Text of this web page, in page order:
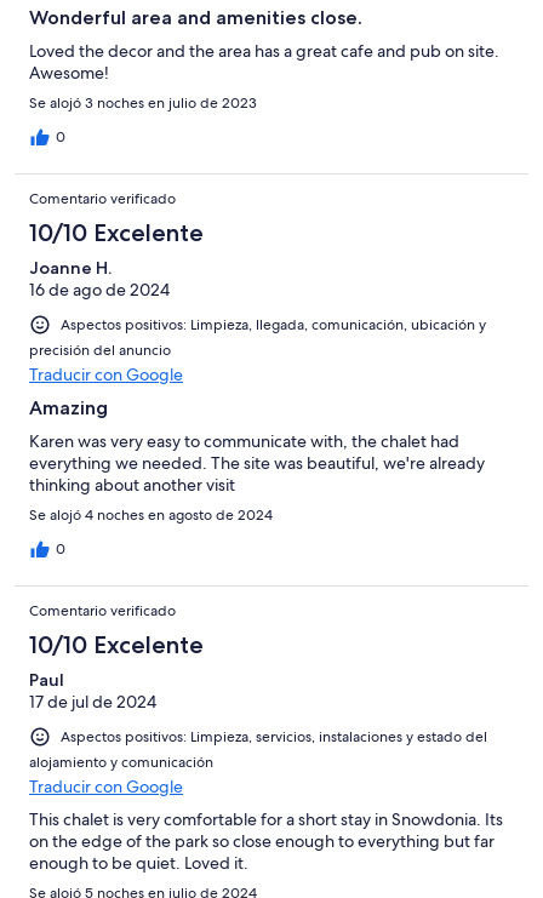
Wonderful area and amenities close.
Loved the decor and the area has a great cafe and pub on site.
Awesome!
Se alojó 3 noches en julio de 2023
0
Comentario verificado
10/10 Excelente
Joanne H.
16 de ago de 2024
Aspectos positivos: Limpieza, llegada, comunicación, ubicación y
precisión del anuncio
Traducir con Google
Amazing
Karen was very easy to communicate with, the chalet had
everything we needed. The site was beautiful, we're already
thinking about another visit
Se alojó 4 noches en agosto de 2024
0
Comentario verificado
10/10 Excelente
Paul
17 de jul de 2024
Aspectos positivos: Limpieza, servicios, instalaciones y estado del
alojamiento y comunicación
Traducir con Google
This chalet is very comfortable for a short stay in Snowdonia. Its
on the edge of the park so close enough to everything but far
enough to be quiet. Loved it.
Se alojó 5 noches en julio de 2024